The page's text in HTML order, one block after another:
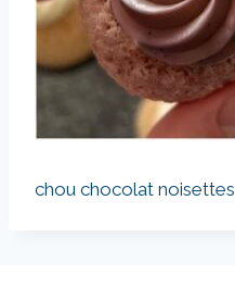
chou chocolat noisettes